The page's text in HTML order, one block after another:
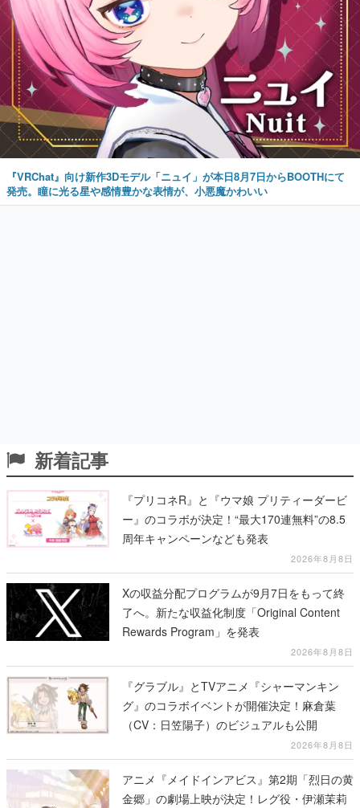
『VRChat』向け新作3Dモデル「ニュイ」が本日8月7日からBOOTHにて
発売。瞳に光る星や感情豊かな表情が、小悪魔かわいい
新着記事
『プリコネR』と『ウマ娘 プリティーダービ
ー』のコラボが決定！“最大170連無料”の8.5
周年キャンペーンなども発表
2026年8月8日
Xの収益分配プログラムが9月7日をもって終
了へ。新たな収益化制度「Original Content
Rewards Program」を発表
2026年8月8日
『グラブル』とTVアニメ『シャーマンキン
グ』のコラボイベントが開催決定！麻倉葉
（CV：日笠陽子）のビジュアルも公開
2026年8月8日
アニメ『メイドインアビス』第2期「烈日の黄
金郷」の劇場上映が決定！レグ役・伊瀬茉莉